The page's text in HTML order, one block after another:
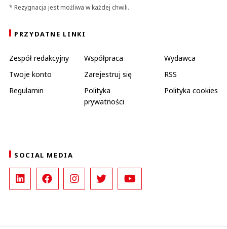
* Rezygnacja jest możliwa w każdej chwili.
PRZYDATNE LINKI
Zespół redakcyjny Współpraca
Wydawca
Twoje konto
Zarejestruj się
RSS
Regulamin
Polityka
prywatności
Polityka cookies
SOCIAL MEDIA